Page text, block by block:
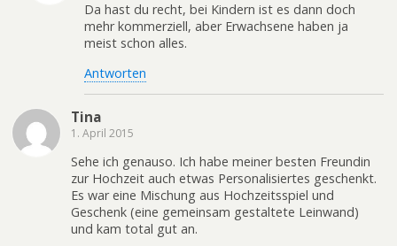
Da hast du recht, bei Kindern ist es dann doch
mehr kommerziell, aber Erwachsene haben ja
meist schon alles.
Antworten
Tina
1. April 2015
Sehe ich genauso. Ich habe meiner besten Freundin
zur Hochzeit auch etwas Personalisiertes geschenkt.
Es war eine Mischung aus Hochzeitsspiel und
Geschenk (eine gemeinsam gestaltete Leinwand)
und kam total gut an.